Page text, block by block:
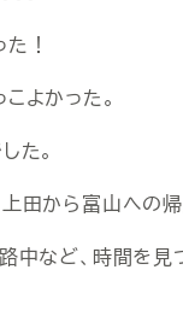
！
よかった。
た。
田から富山への帰
中など、時間を見